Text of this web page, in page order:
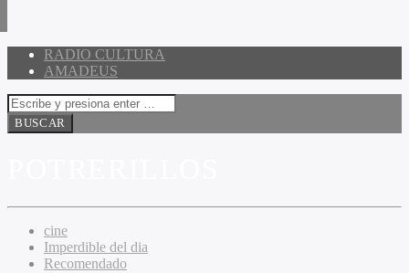
RADIO CULTURA
AMADEUS
cine
Imperdible del dia
Recomendado